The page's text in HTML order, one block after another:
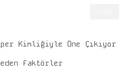
Kimliğiyle Öne Çıkıyor
Faktörler